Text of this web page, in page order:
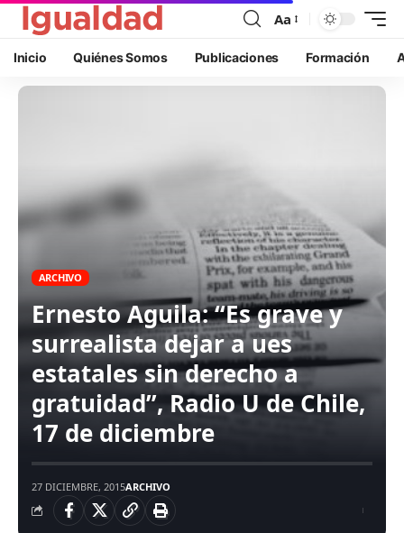
Aa
Inicio Quiénes Somos Publicaciones Formación
ARCHIVO
Ernesto Aguila: “Es grave y
surrealista dejar a ues
estatales sin derecho a
gratuidad”, Radio U de Chile,
17 de diciembre
27 DICIEMBRE, 2015ARCHIVO